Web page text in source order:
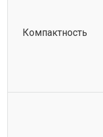
Компактность